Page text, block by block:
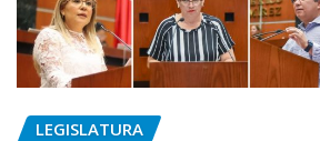
LEGISLATURA